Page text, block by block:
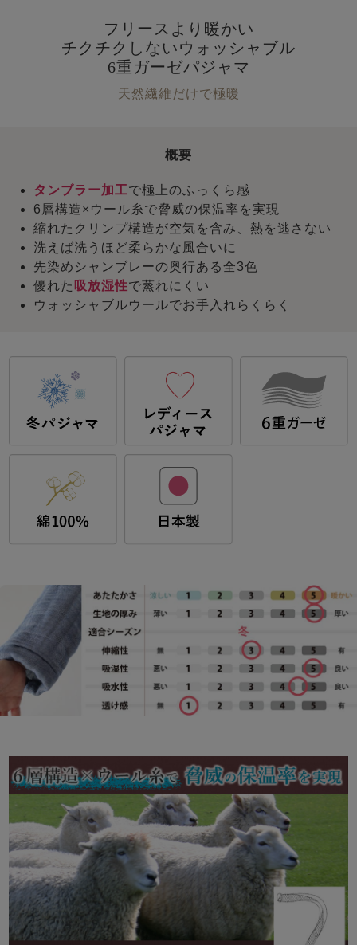
フリースより暖かい
チクチクしないウォッシャブル
6重ガーゼパジャマ
天然繊維だけで極暖
概要
タンブラー加工で極上のふっくら感
6層構造×ウール糸で脅威の保温率を実現
縮れたクリンプ構造が空気を含み、熱を逃さない
洗えば洗うほど柔らかな風合いに
先染めシャンブレーの奥行ある全3色
優れた 吸放湿性で蒸れにくい
ウォッシャブルウールでお手入れらくらく